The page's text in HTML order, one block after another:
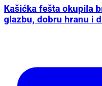
Kašićka fešta okupila
glazbu, dobru hranu i